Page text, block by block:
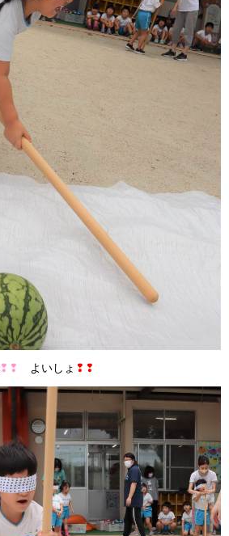
❢❢ よいしょ ❢❢